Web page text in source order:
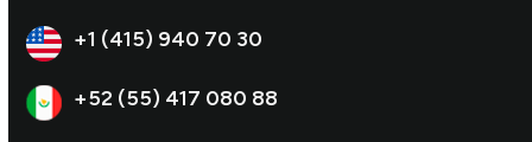
+1 (415) 940 70 30
+52 (55) 417 080 88